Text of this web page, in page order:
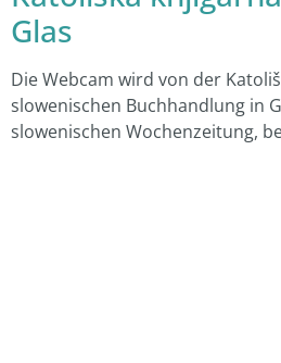
Glas
Die Webcam wird von der
slowenischen Buchhandlung in
slowenischen Wochenzeitung,